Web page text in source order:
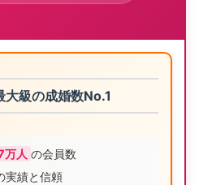
級の成婚数No.1
万人 の会員数
実績と信頼